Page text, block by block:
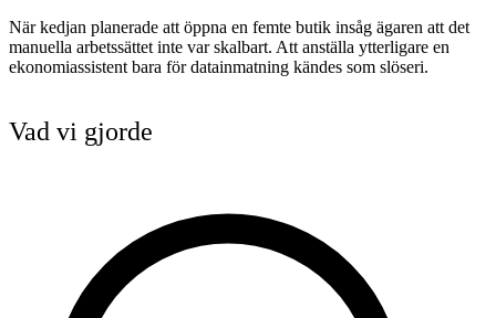
När kedjan planerade att öppna en femte butik insåg ägaren att det
manuella arbetssättet inte var skalbart. Att anställa ytterligare en
ekonomiassistent bara för datainmatning kändes som slöseri.
Vad vi gjorde